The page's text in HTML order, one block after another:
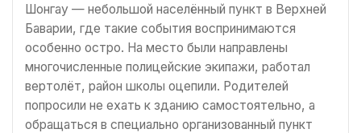
Шонгау — небольшой населённый пункт в Верхней
Баварии, где такие события воспринимаются
особенно остро. На место были направлены
многочисленные полицейские экипажи, работал
вертолёт, район школы оцепили. Родителей
попросили не ехать к зданию самостоятельно, а
обращаться в специально организованный пункт